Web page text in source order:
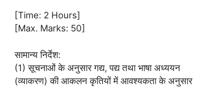
[Time: 2 Hours]
[Max. Marks: 50]
सामान्य निर्देश:
(1) सूचनाओं के अनुसार गद्य, पद्य तथा भाषा अध्ययन
(व्याकरण) की आकलन कृतियों में आवश्यकता के अनुसार